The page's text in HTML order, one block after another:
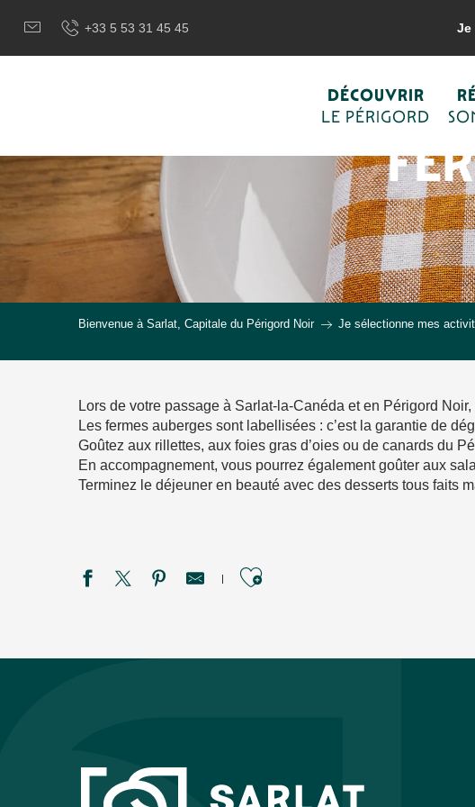
contenu
+33 5 53 31 45 45 Je
DÉCOUVRIR
LE PÉRIGORD
Bienvenue à Sarlat, Capitale du Périgord Noir Je sélectionne mes
Lors de votre passage à Sarlat-la-Canéda et en Périgord
Les fermes auberges sont labellisées : c’est la garantie de
Goûtez aux rillettes, aux foies gras d’oies ou de canards du
En accompagnement, vous pourrez également goûter aux
Terminez le déjeuner en beauté avec des desserts tous faits
Ajouter aux favoris
La Couleuvrine
La Condamine